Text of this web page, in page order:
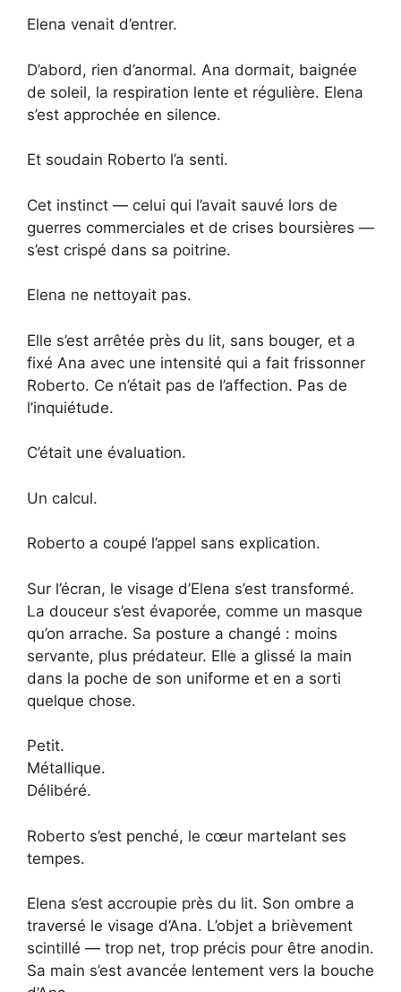
Elena venait d’entrer.
D’abord, rien d’anormal. Ana dormait, baignée
de soleil, la respiration lente et régulière. Elena
s’est approchée en silence.
Et soudain Roberto l’a senti.
Cet instinct — celui qui l’avait sauvé lors de
guerres commerciales et de crises boursières —
s’est crispé dans sa poitrine.
Elena ne nettoyait pas.
Elle s’est arrêtée près du lit, sans bouger, et a
fixé Ana avec une intensité qui a fait frissonner
Roberto. Ce n’était pas de l’affection. Pas de
l’inquiétude.
C’était une évaluation.
Un calcul.
Roberto a coupé l’appel sans explication.
Sur l’écran, le visage d’Elena s’est transformé.
La douceur s’est évaporée, comme un masque
qu’on arrache. Sa posture a changé : moins
servante, plus prédateur. Elle a glissé la main
dans la poche de son uniforme et en a sorti
quelque chose.
Petit.
Métallique.
Délibéré.
Roberto s’est penché, le cœur martelant ses
tempes.
Elena s’est accroupie près du lit. Son ombre a
traversé le visage d’Ana. L’objet a brièvement
scintillé — trop net, trop précis pour être anodin.
Sa main s’est avancée lentement vers la bouche